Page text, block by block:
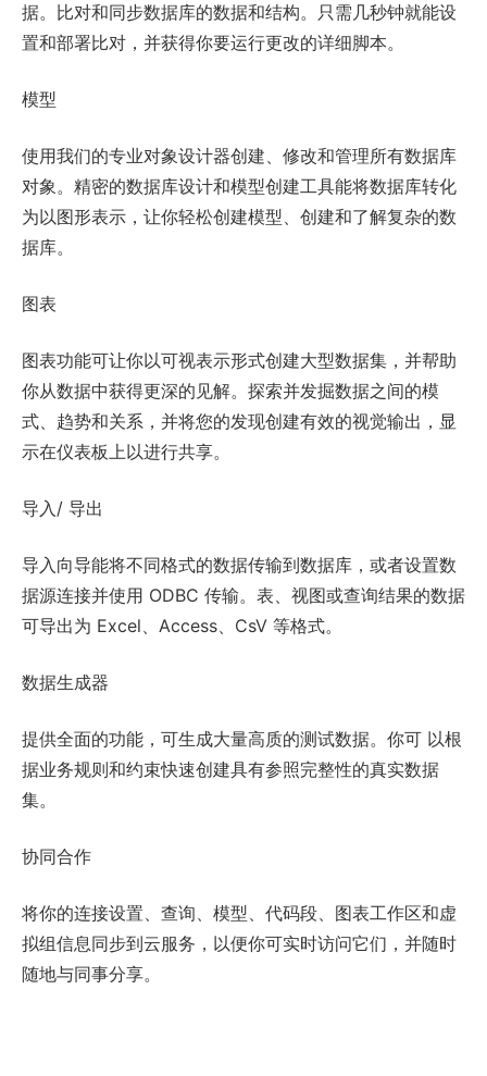
据。比对和同步数据库的数据和结构。只需几秒钟就能设
置和部署比对，并获得你要运行更改的详细脚本。
模型
使用我们的专业对象设计器创建、修改和管理所有数据库
对象。精密的数据库设计和模型创建工具能将数据库转化
为以图形表示，让你轻松创建模型、创建和了解复杂的数
据库。
图表
图表功能可让你以可视表示形式创建大型数据集，并帮助
你从数据中获得更深的见解。探索并发掘数据之间的模
式、趋势和关系，并将您的发现创建有效的视觉输出，显
示在仪表板上以进行共享。
导入/ 导出
导入向导能将不同格式的数据传输到数据库，或者设置数
据源连接并使用 ODBC 传输。表、视图或查询结果的数据
可导出为 Excel、Access、CsV 等格式。
数据生成器
提供全面的功能，可生成大量高质的测试数据。你可 以根
据业务规则和约束快速创建具有参照完整性的真实数据
集。
协同合作
将你的连接设置、查询、模型、代码段、图表工作区和虚
拟组信息同步到云服务，以便你可实时访问它们，并随时
随地与同事分享。